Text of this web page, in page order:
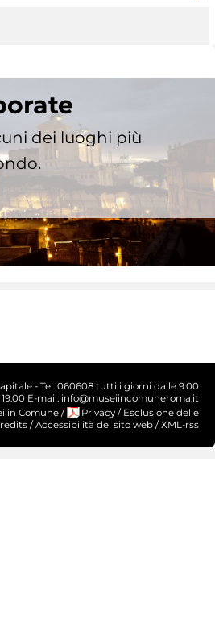
dei luoghi più
- Tel. 060608 tutti i giorni dalle 9.00
19.00 E-mail: info@museiincomuneroma.it
in Comune / Privacy / Esclusione delle
/ Accessibilità del sito web / XML-rss